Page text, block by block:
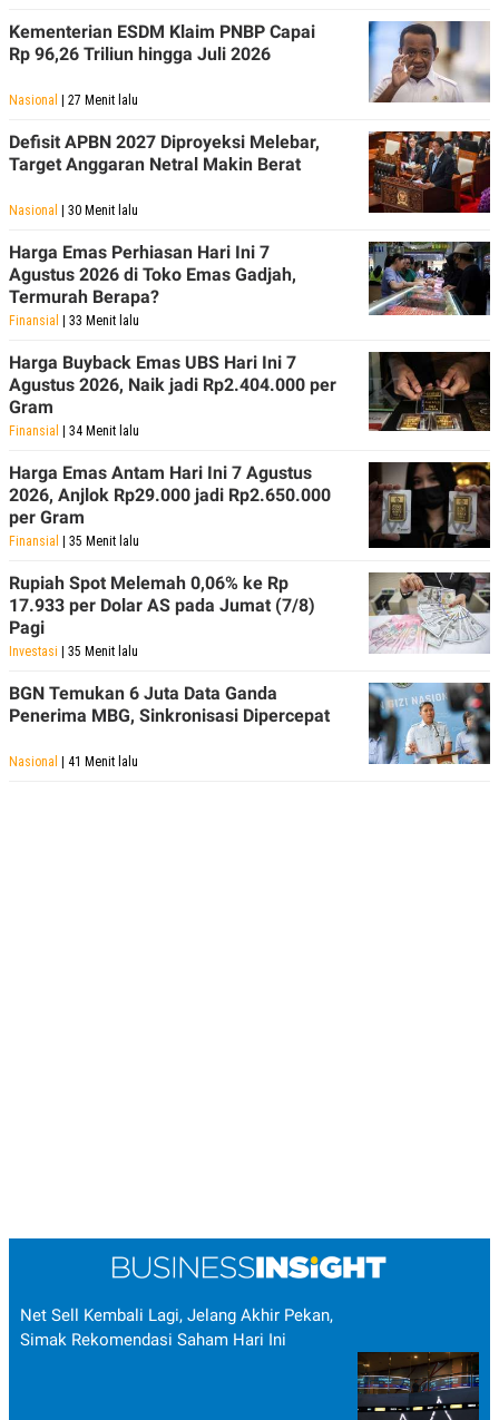
Kementerian ESDM Klaim PNBP Capai
Rp 96,26 Triliun hingga Juli 2026
Nasional | 27 Menit lalu
Defisit APBN 2027 Diproyeksi Melebar,
Target Anggaran Netral Makin Berat
Nasional | 30 Menit lalu
Harga Emas Perhiasan Hari Ini 7
Agustus 2026 di Toko Emas Gadjah,
Termurah Berapa?
Finansial | 33 Menit lalu
Harga Buyback Emas UBS Hari Ini 7
Agustus 2026, Naik jadi Rp2.404.000 per
Gram
Finansial | 34 Menit lalu
Harga Emas Antam Hari Ini 7 Agustus
2026, Anjlok Rp29.000 jadi Rp2.650.000
per Gram
Finansial | 35 Menit lalu
Rupiah Spot Melemah 0,06% ke Rp
17.933 per Dolar AS pada Jumat (7/8)
Pagi
Investasi | 35 Menit lalu
BGN Temukan 6 Juta Data Ganda
Penerima MBG, Sinkronisasi Dipercepat
Nasional | 41 Menit lalu
Net Sell Kembali Lagi, Jelang Akhir Pekan,
Simak Rekomendasi Saham Hari Ini